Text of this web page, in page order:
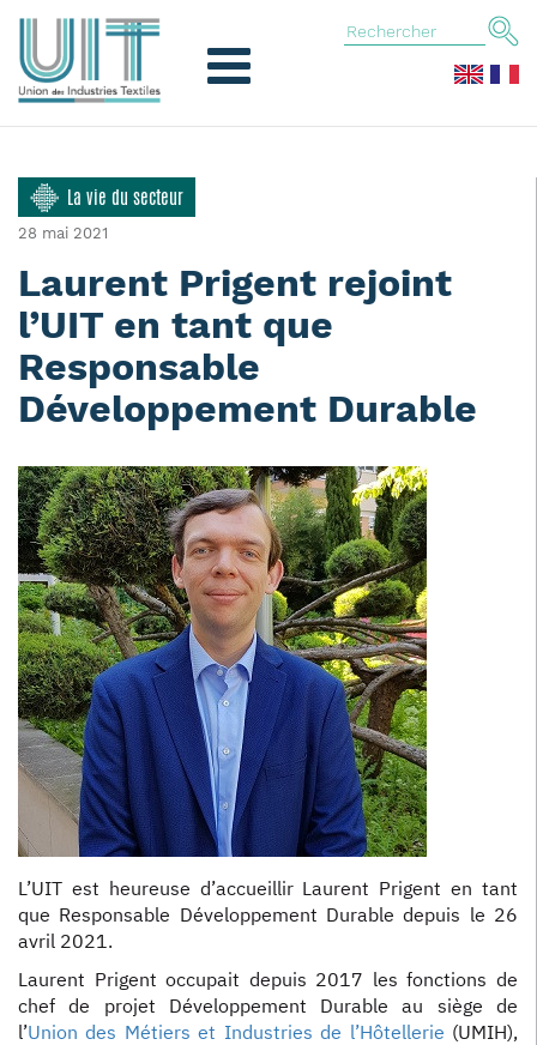
La vie du secteur
28 mai 2021
Laurent Prigent rejoint
l’UIT en tant que
Responsable
Développement Durable
L’UIT est heureuse d’accueillir Laurent Prigent en tant
que Responsable Développement Durable depuis le 26
avril 2021.
Laurent Prigent occupait depuis 2017 les fonctions de
chef de projet Développement Durable au siège de
l’Union des Métiers et Industries de l’Hôtellerie (UMIH),